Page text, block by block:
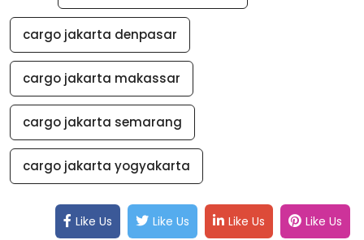
cargo jakarta denpasar
cargo jakarta makassar
cargo jakarta semarang
cargo jakarta yogyakarta
Like Us Like Us Like Us Like Us